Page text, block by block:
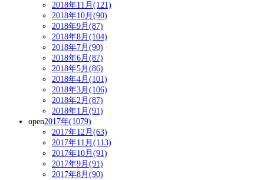
2018年11月(121)
2018年10月(90)
2018年9月(87)
2018年8月(104)
2018年7月(90)
2018年6月(87)
2018年5月(86)
2018年4月(101)
2018年3月(106)
2018年2月(87)
2018年1月(91)
open2017年(1079)
2017年12月(63)
2017年11月(113)
2017年10月(91)
2017年9月(91)
2017年8月(90)